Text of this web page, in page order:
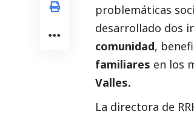
problemáticas
desarrollado dos
comunidad,
familiares en los
Valles.
La directora de